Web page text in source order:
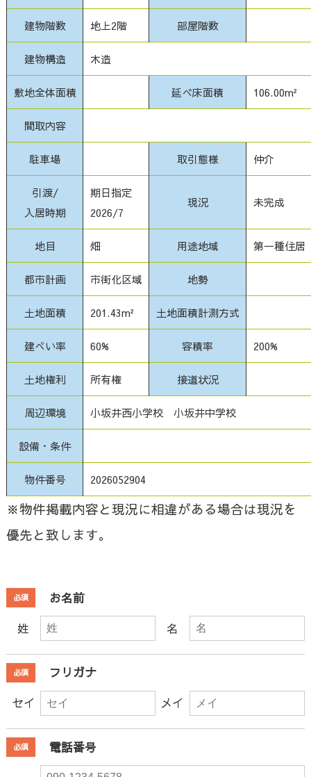
建物階数 地上2階 部屋階数
建物構造 木造
敷地全体面積 延べ床面積 106.00m²
間取内容
駐車場 取引態様 仲介
引渡/
入居時期
期日指定
2026/7
現況 未完成
地目 畑 用途地域 第一種住居
都市計画 市街化区域 地勢
土地面積 201.43m² 土地面積計測方式
建ぺい率 60% 容積率 200%
土地権利 所有権 接道状況
周辺環境 小坂井西小学校 小坂井中学校
設備・条件
物件番号 2026052904
※物件掲載内容と現況に相違がある場合は現況を
優先と致します。
必須
お名前
姓
名
必須
フリガナ
セイ
メイ
必須 電話番号